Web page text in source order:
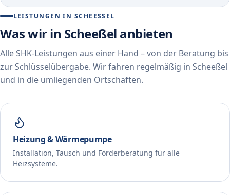
LEISTUNGEN IN SCHEESSEL
Was wir in Scheeßel anbieten
Alle SHK-Leistungen aus einer Hand – von der Beratung bis
zur Schlüsselübergabe. Wir fahren regelmäßig in Scheeßel
und in die umliegenden Ortschaften.
Heizung & Wärmepumpe
Installation, Tausch und Förderberatung für alle
Heizsysteme.